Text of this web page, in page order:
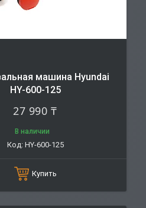
машина Hyundai
HY-600-125
27 990 ₸
В наличии
HY-600-125
Купить